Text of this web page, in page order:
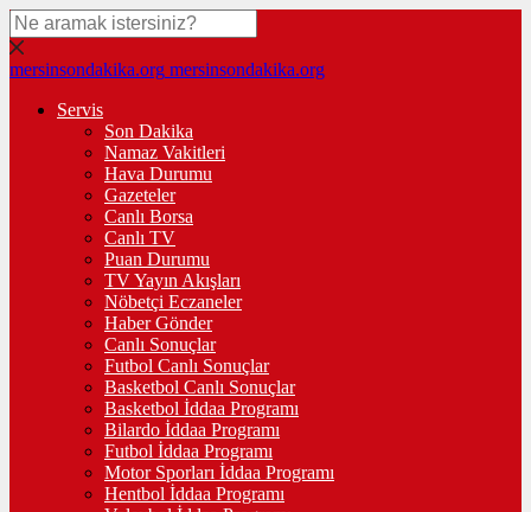
mersinsondakika.org mersinsondakika.org
Servis
Son Dakika
Namaz Vakitleri
Hava Durumu
Gazeteler
Canlı Borsa
Canlı TV
Puan Durumu
TV Yayın Akışları
Nöbetçi Eczaneler
Haber Gönder
Canlı Sonuçlar
Futbol Canlı Sonuçlar
Basketbol Canlı Sonuçlar
Basketbol İddaa Programı
Bilardo İddaa Programı
Futbol İddaa Programı
Motor Sporları İddaa Programı
Hentbol İddaa Programı